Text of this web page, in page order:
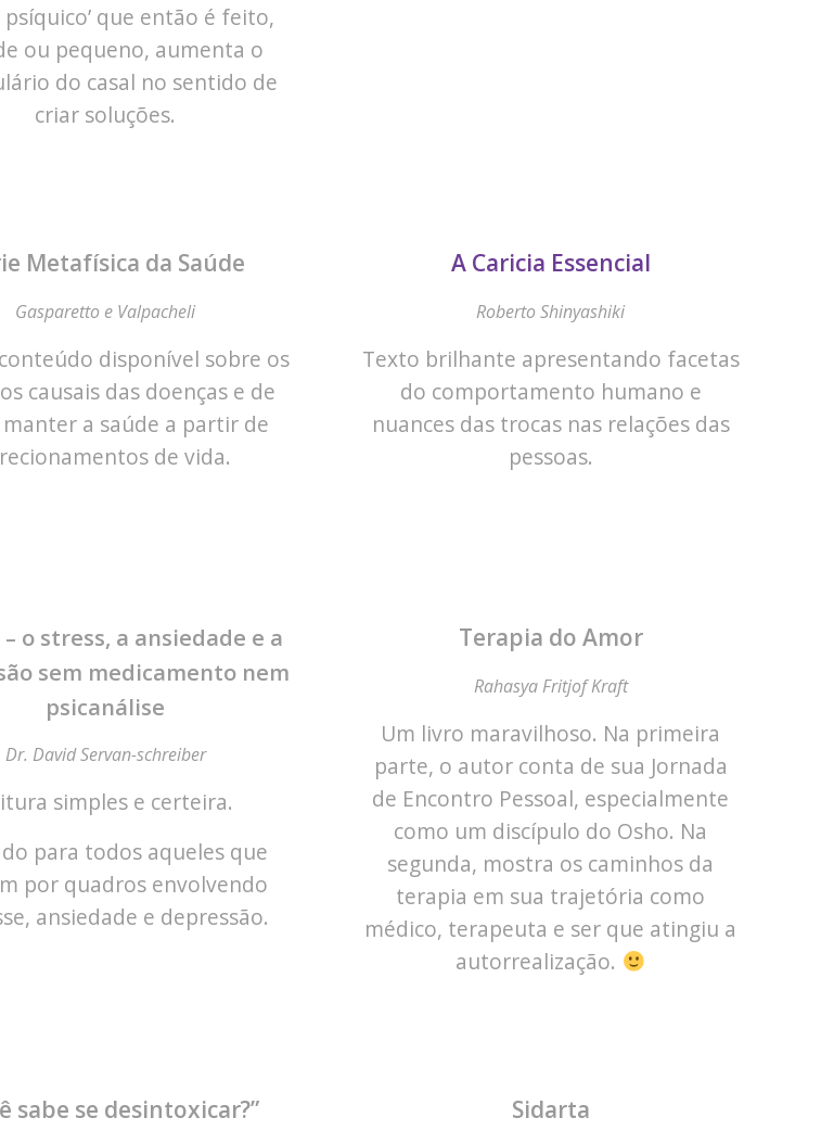
psíquico’ que então é feito,
ou pequeno, aumenta o
do casal no sentido de
criar soluções.
Metafísica da Saúde
Gasparetto e Valpacheli
disponível sobre os
causais das doenças e de
a saúde a partir de
de vida.
A Caricia Essencial
Roberto Shinyashiki
Texto brilhante apresentando facetas
do comportamento humano e
nuances das trocas nas relações das
pessoas.
– o stress, a ansiedade e a
sem medicamento nem
psicanálise
Dr. David Servan-schreiber
simples e certeira.
para todos aqueles que
por quadros envolvendo
ansiedade e depressão.
Terapia do Amor
Rahasya Fritjof Kraft
Um livro maravilhoso. Na primeira
parte, o autor conta de sua Jornada
de Encontro Pessoal, especialmente
como um discípulo do Osho. Na
segunda, mostra os caminhos da
terapia em sua trajetória como
médico, terapeuta e ser que atingiu a
autorrealização.
sabe se desintoxicar?” Sidarta